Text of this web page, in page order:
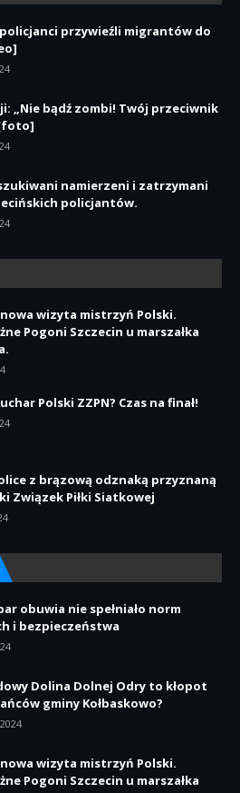
przywieźli migrantów do
„Nie bądź zombi! Twój przeciwnik
namierzeni i zatrzymani
policjantów.
wizyta mistrzyń Polski.
Pogoni Szczecin u marszałka
Polski ZZPN? Czas na finał!
z brązową odznaką przyznaną
Związek Piłki Siatkowej
obuwia nie spełniało norm
i bezpieczeństwa
Dolina Dolnej Odry to kłopot
gminy Kołbaskowo?
wizyta mistrzyń Polski.
Pogoni Szczecin u marszałka